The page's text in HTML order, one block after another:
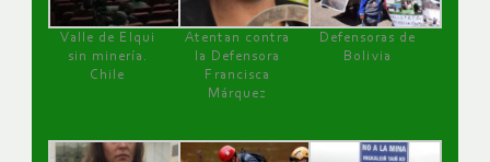
Valle de Elqui
sin minería.
Chile
Atentan contra
la Defensora
Francisca
Márquez
Defensoras de
Bolivia